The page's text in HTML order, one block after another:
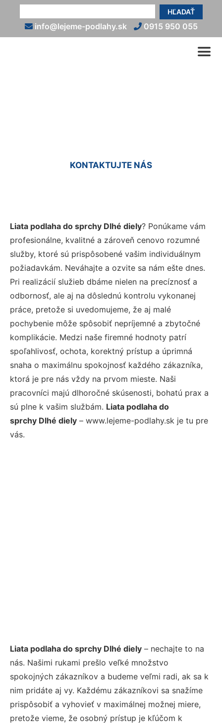
HĽADAŤ
info@lejeme-podlahy.sk 0915 950 055
KONTAKTUJTE NÁS
Liata podlaha do sprchy Dlhé diely? Ponúkame vám
profesionálne, kvalitné a zároveň cenovo rozumné
služby, ktoré sú prispôsobené vašim individuálnym
požiadavkám. Neváhajte a ozvite sa nám ešte dnes.
Pri realizácií služieb dbáme nielen na precíznosť a
odbornosť, ale aj na dôslednú kontrolu vykonanej
práce, pretože si uvedomujeme, že aj malé
pochybenie môže spôsobiť nepríjemné a zbytočné
komplikácie. Medzi naše firemné hodnoty patrí
spoľahlivosť, ochota, korektný prístup a úprimná
snaha o maximálnu spokojnosť každého zákazníka,
ktorá je pre nás vždy na prvom mieste. Naši
pracovníci majú dlhoročné skúsenosti, bohatú prax a
sú plne k vašim službám. Liata podlaha do
sprchy Dlhé diely – www.lejeme-podlahy.sk je tu pre
vás.
Liata podlaha do sprchy Dlhé diely – nechajte to na
nás. Našimi rukami prešlo veľké množstvo
spokojných zákazníkov a budeme veľmi radi, ak sa k
nim pridáte aj vy. Každému zákazníkovi sa snažíme
prispôsobiť a vyhovieť v maximálnej možnej miere,
pretože vieme, že osobný prístup je kľúčom k